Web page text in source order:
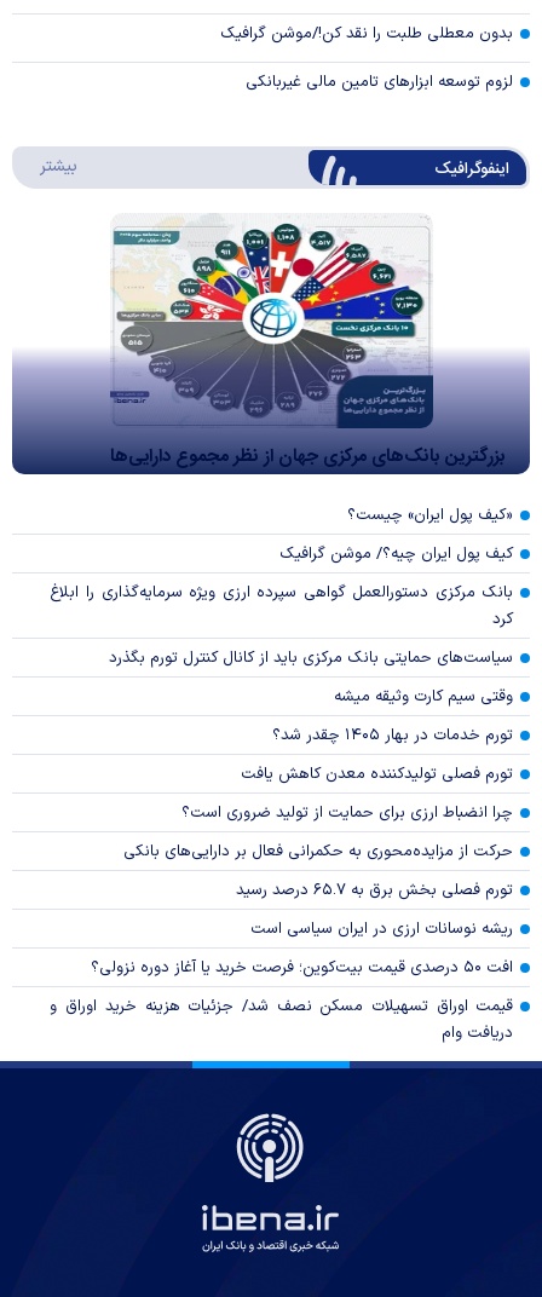
بدون معطلی طلبت را نقد کن!/موشن گرافیک
لزوم توسعه ابزارهای تامین مالی غیربانکی
اینفوگرافیک بیشتر
بزرگترین بانک‌های مرکزی جهان از نظر مجموع دارایی‌ها
«کیف پول ایران» چیست؟
کیف پول ایران چیه؟/ موشن گرافیک
بانک مرکزی دستورالعمل گواهی سپرده ارزی ویژه سرمایه‌گذاری را ابلاغ
کرد
سیاست‌های حمایتی بانک مرکزی باید از کانال کنترل تورم بگذرد
وقتی سیم کارت وثیقه میشه
تورم خدمات در بهار ۱۴۰۵ چقدر شد؟
تورم فصلی تولیدکننده معدن کاهش یافت
چرا انضباط ارزی برای حمایت از تولید ضروری است؟
حرکت از مزایده‌محوری به حکمرانی فعال بر دارایی‌های بانکی
تورم فصلی بخش برق به ۶۵.۷ درصد رسید
ریشه نوسانات ارزی در ایران سیاسی است
افت ۵۰ درصدی قیمت بیت‌کوین؛ فرصت خرید یا آغاز دوره نزولی؟
قیمت اوراق تسهیلات مسکن نصف شد/ جزئیات هزینه خرید اوراق و
دریافت وام